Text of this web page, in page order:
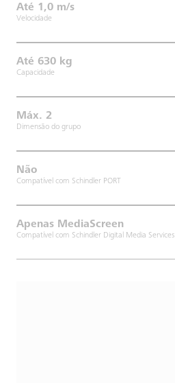
Até 1,0 m/s
Velocidade
Até 630 kg
Capacidade
Máx. 2
Dimensão do grupo
Não
Compatível com Schindler PORT
Apenas MediaScreen
Compatível com Schindler Digital Media Services